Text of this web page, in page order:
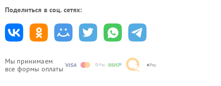
Мы принимаем
все формы оплаты
Поделиться в соц. сетях: